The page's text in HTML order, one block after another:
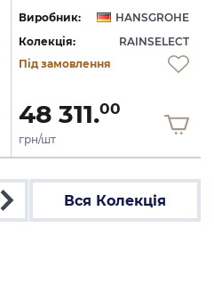
Виробник:
HANSGROHE
Колекція:
RAINSELECT
Під замовлення
48 311.00
грн/шт
Вся Колекція